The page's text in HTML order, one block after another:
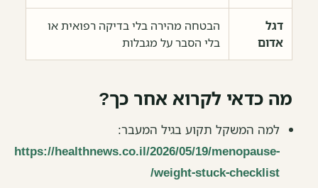
דגל
אדום
הבטחה מהירה בלי בדיקה רפואית או
בלי הסבר על מגבלות
מה כדאי לקרוא אחר כך?
למה המשקל תקוע בגיל המעבר:
https://healthnews.co.il/2026/05/19/menopause-
weight-stuck-checklist/